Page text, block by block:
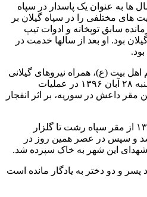
ها به عنوان یک پاسدار در سپاه
های مختلفی را در سپاه گیلان بر
سابق توپخانه و ادوات تیپ
بود. او بعد از سالها خدمت در
اهل بیت (ع)، همراه نیروهای گیلانی
عازم سوریه شد و در روز یکشنبه ۲۸ آبان ۱۳۹۶ در عملیات
مقر داعش در سوریه، بر اثر انفجار
پیکر این شهید در روز ۱ آذر ۱۳۹۶ از مقر سپاه رشت تا گلزار
و سپس در عصر همین روز در
این شهر به خاک سپرده شد.